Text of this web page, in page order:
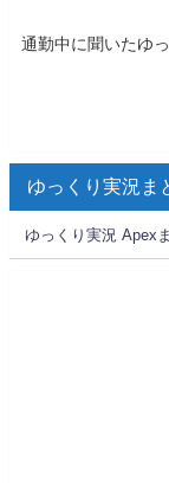
通勤中に聞いたゆ
ゆっくり実況ま
ゆっくり実況 Apex